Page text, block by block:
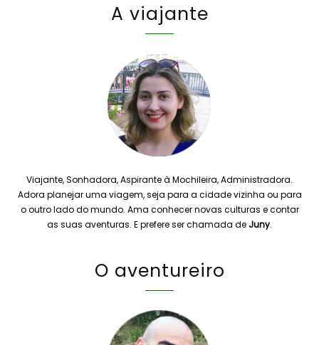
A viajante
Viajante, Sonhadora, Aspirante à Mochileira, Administradora.
Adora planejar uma viagem, seja para a cidade vizinha ou para
o outro lado do mundo. Ama conhecer novas culturas e contar
as suas aventuras. E prefere ser chamada de Juny.
O aventureiro